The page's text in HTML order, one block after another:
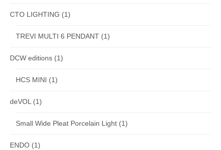
CTO LIGHTING (1)
TREVI MULTI 6 PENDANT (1)
DCW editions (1)
HCS MINI (1)
deVOL (1)
Small Wide Pleat Porcelain Light (1)
ENDO (1)